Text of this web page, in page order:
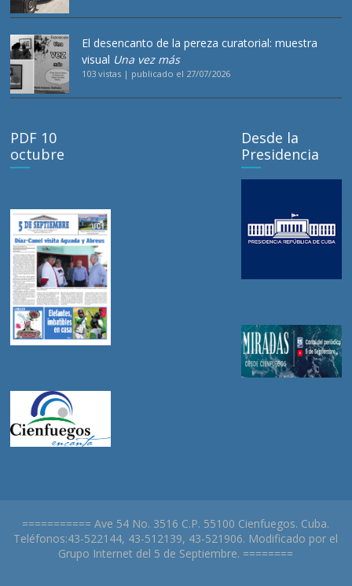
El desencanto de la pereza curatorial: muestra
visual Una vez más
103 vistas | publicado el 27/07/2026
PDF 10
octubre
Desde la
Presidencia
=========== Ave 54 No. 3516 C.P. 55100 Cienfuegos. Cuba.
Teléfonos:43-522144, 43-512139, 43-521906. Modificado por el
Grupo Internet del 5 de Septiembre. ========